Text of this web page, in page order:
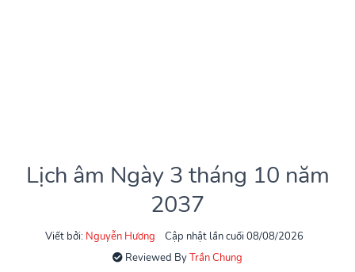
Lịch âm Ngày 3 tháng 10 năm
2037
Viết bởi: Nguyễn Hương
Cập nhật lần cuối 08/08/2026
Reviewed ByTrần Chung